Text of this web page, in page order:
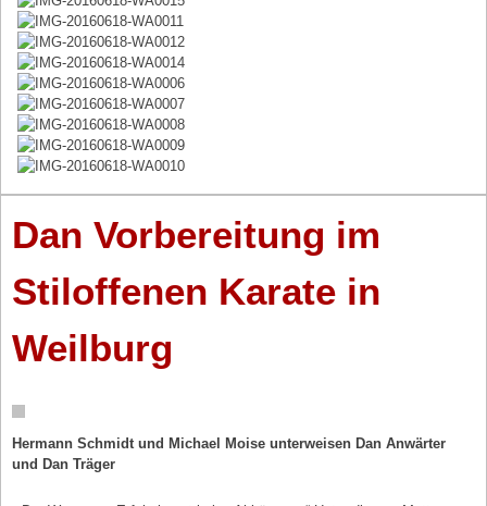
Dan Vorbereitung im
Stiloffenen Karate in
Weilburg
Hermann Schmidt und Michael Moise unterweisen Dan Anwärter
und Dan Träger